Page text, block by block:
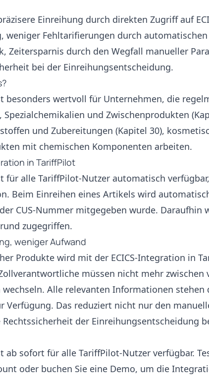
Einreihung durch direkten Zugriff auf
weniger Fehltarifierungen durch
Zeitersparnis durch den Wegfall manueller
bei der Einreihungsentscheidung.
besonders wertvoll für Unternehmen, die
und Zwischenprodukten
und Zubereitungen (Kapitel 30),
mit chemischen Komponenten arbeiten.
in TariffPilot
für alle TariffPilot-Nutzer automatisch
Beim Einreihen eines Artikels wird
CUS-Nummer mitgegeben wurde. Daraufhin
zugegriffen.
weniger Aufwand
Produkte wird mit der ECICS-Integration in
müssen nicht mehr zwischen
wechseln. Alle relevanten Informationen stehen
Verfügung. Das reduziert nicht nur den
der Einreihungsentscheidung
ab sofort für alle TariffPilot-Nutzer verfügbar.
oder buchen Sie eine Demo, um die